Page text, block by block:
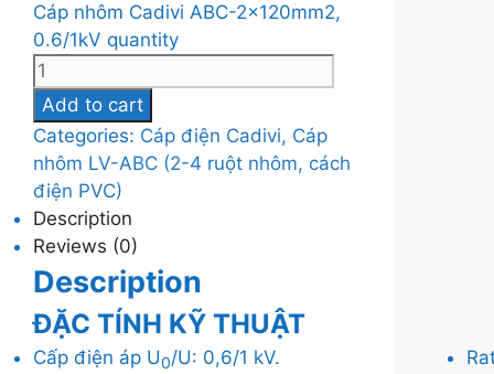
Cáp nhôm Cadivi ABC-2x120mm2,
0.6/1kV quantity
Add to cart
Categories: Cáp điện Cadivi, Cáp
nhôm LV-ABC (2-4 ruột nhôm, cách
điện PVC)
Description
Reviews (0)
Description
ĐẶC TÍNH KỸ THUẬT
Cấp điện áp U0/U: 0,6/1 kV.